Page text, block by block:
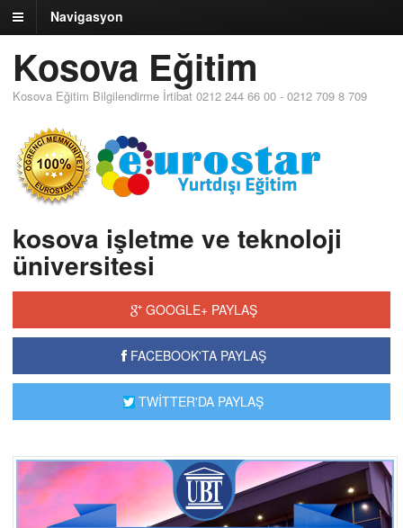
Navigasyon
Kosova Eğitim
Kosova Eğitim Bilgilendirme İrtibat 0212 244 66 00 - 0212 709 8 709
kosova işletme ve teknoloji
üniversitesi
GOOGLE+ PAYLAŞ
FACEBOOK'TA PAYLAŞ
TWİTTER'DA PAYLAŞ